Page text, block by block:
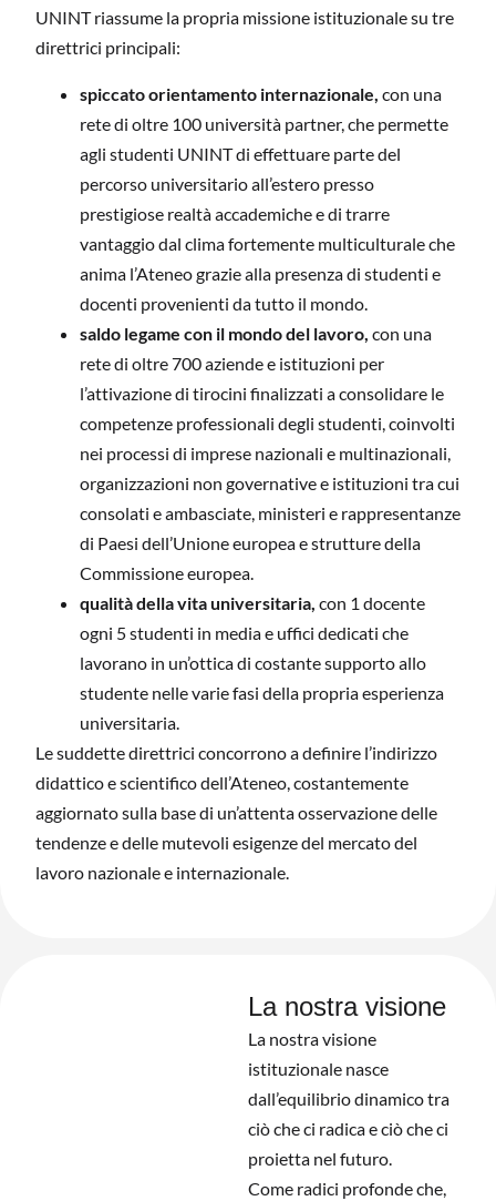
UNINT riassume la propria missione istituzionale su tre
direttrici principali:
spiccato orientamento internazionale, con una
rete di oltre 100 università partner, che permette
agli studenti UNINT di effettuare parte del
percorso universitario all’estero presso
prestigiose realtà accademiche e di trarre
vantaggio dal clima fortemente multiculturale che
anima l’Ateneo grazie alla presenza di studenti e
docenti provenienti da tutto il mondo.
saldo legame con il mondo del lavoro, con una
rete di oltre 700 aziende e istituzioni per
l’attivazione di tirocini finalizzati a consolidare le
competenze professionali degli studenti, coinvolti
nei processi di imprese nazionali e multinazionali,
organizzazioni non governative e istituzioni tra cui
consolati e ambasciate, ministeri e rappresentanze
di Paesi dell’Unione europea e strutture della
Commissione europea.
qualità della vita universitaria, con 1 docente
ogni 5 studenti in media e uffici dedicati che
lavorano in un’ottica di costante supporto allo
studente nelle varie fasi della propria esperienza
universitaria.
Le suddette direttrici concorrono a definire l’indirizzo
didattico e scientifico dell’Ateneo, costantemente
aggiornato sulla base di un’attenta osservazione delle
tendenze e delle mutevoli esigenze del mercato del
lavoro nazionale e internazionale.
La nostra visione
La nostra visione
istituzionale nasce
dall’equilibrio dinamico tra
ciò che ci radica e ciò che ci
proietta nel futuro.
Come radici profonde che,